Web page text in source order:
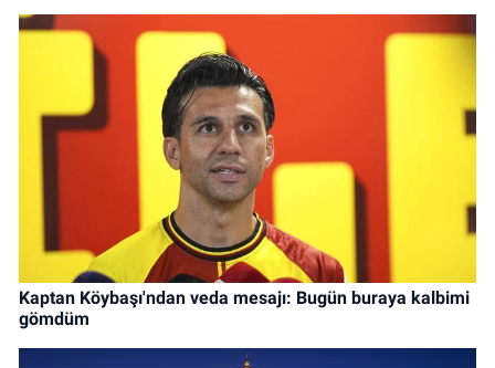
Kaptan Köybaşı'ndan veda mesajı: Bugün buraya kalbimi
gömdüm